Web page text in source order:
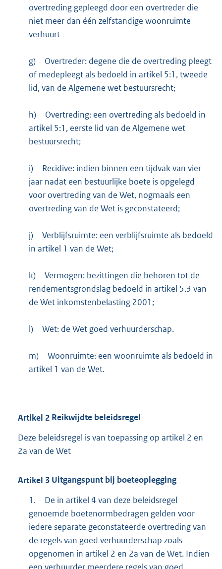
overtreding gepleegd door een overtreder die
niet meer dan één zelfstandige woonruimte
verhuurt
g)
Overtreder: degene die de overtreding pleegt
of medepleegt als bedoeld in artikel 5:1, tweede
lid, van de Algemene wet bestuursrecht;
h)
Overtreding: een overtreding als bedoeld in
artikel 5:1, eerste lid van de Algemene wet
bestuursrecht;
i)
Recidive: indien binnen een tijdvak van vier
jaar nadat een bestuurlijke boete is opgelegd
voor overtreding van de Wet, nogmaals een
overtreding van de Wet is geconstateerd;
j)
Verblijfsruimte: een verblijfsruimte als bedoeld
in artikel 1 van de Wet;
k)
Vermogen: bezittingen die behoren tot de
rendementsgrondslag bedoeld in artikel 5.3 van
de Wet inkomstenbelasting 2001;
l) Wet: de Wet goed verhuurderschap.
m)
Woonruimte: een woonruimte als bedoeld in
artikel 1 van de Wet.
Artikel 2 Reikwijdte beleidsregel
Deze beleidsregel is van toepassing op artikel 2 en
2a van de Wet
Artikel 3 Uitgangspunt bij boeteoplegging
1.
De in artikel 4 van deze beleidsregel
genoemde boetenormbedragen gelden voor
iedere separate geconstateerde overtreding van
de regels van goed verhuurderschap zoals
opgenomen in artikel 2 en 2a van de Wet. Indien